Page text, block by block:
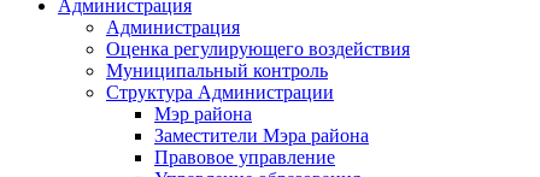
Администрация
Администрация
Оценка регулирующего воздействия
Муниципальный контроль
Структура Администрации
Мэр района
Заместители Мэра района
Правовое управление